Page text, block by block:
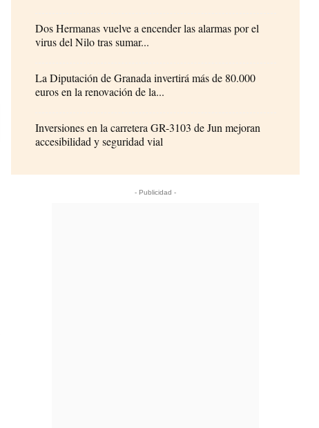
Dos Hermanas vuelve a encender las alarmas por el
virus del Nilo tras sumar...
La Diputación de Granada invertirá más de 80.000
euros en la renovación de la...
Inversiones en la carretera GR-3103 de Jun mejoran
accesibilidad y seguridad vial
- Publicidad -